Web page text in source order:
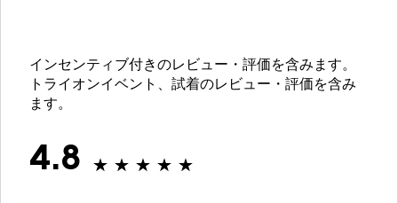
インセンティブ付きのレビュー・評価を含みます。
トライオンイベント、試着のレビュー・評価を含み
ます。
4.8